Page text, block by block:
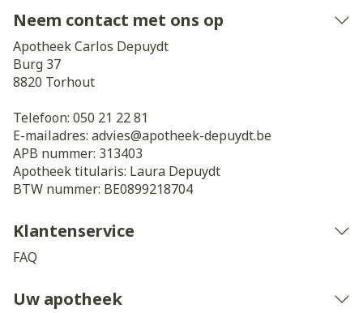
Neem contact met ons op
Apotheek Carlos Depuydt
Burg 37
8820 Torhout
Telefoon: 050 21 22 81
E-mailadres: advies@apotheek-depuydt.be
APB nummer: 313403
Apotheek titularis: Laura Depuydt
BTW nummer: BE0899218704
Klantenservice
FAQ
Uw apotheek